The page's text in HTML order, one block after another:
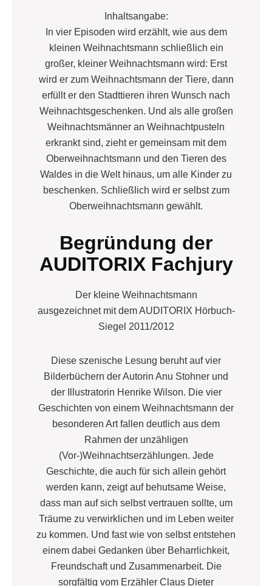
Inhaltsangabe:
In vier Episoden wird erzählt, wie aus dem
kleinen Weihnachtsmann schließlich ein
großer, kleiner Weihnachtsmann wird: Erst
wird er zum Weihnachtsmann der Tiere, dann
erfüllt er den Stadttieren ihren Wunsch nach
Weihnachtsgeschenken. Und als alle großen
Weihnachtsmänner an Weihnachtpusteln
erkrankt sind, zieht er gemeinsam mit dem
Oberweihnachtsmann und den Tieren des
Waldes in die Welt hinaus, um alle Kinder zu
beschenken. Schließlich wird er selbst zum
Oberweihnachtsmann gewählt.
Begründung der
AUDITORIX Fachjury
Der kleine Weihnachtsmann
ausgezeichnet mit dem AUDITORIX Hörbuch-
Siegel 2011/2012
Diese szenische Lesung beruht auf vier
Bilderbüchern der Autorin Anu Stohner und
der Illustratorin Henrike Wilson. Die vier
Geschichten von einem Weihnachtsmann der
besonderen Art fallen deutlich aus dem
Rahmen der unzähligen
(Vor-)Weihnachtserzählungen. Jede
Geschichte, die auch für sich allein gehört
werden kann, zeigt auf behutsame Weise,
dass man auf sich selbst vertrauen sollte, um
Träume zu verwirklichen und im Leben weiter
zu kommen. Und fast wie von selbst entstehen
einem dabei Gedanken über Beharrlichkeit,
Freundschaft und Zusammenarbeit. Die
sorgfältig vom Erzähler Claus Dieter